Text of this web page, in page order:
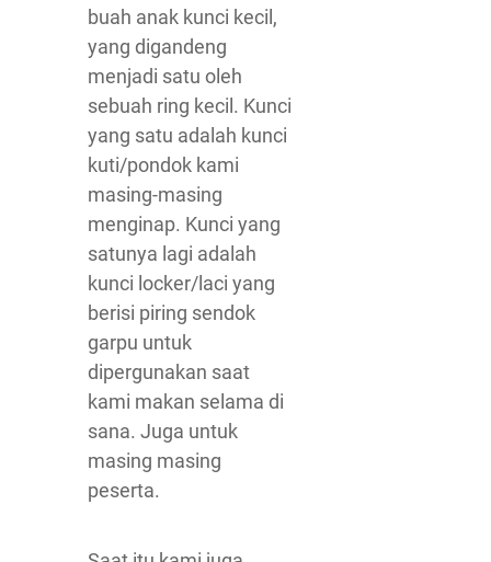
buah anak kunci kecil,
yang digandeng
menjadi satu oleh
sebuah ring kecil. Kunci
yang satu adalah kunci
kuti/pondok kami
masing-masing
menginap. Kunci yang
satunya lagi adalah
kunci locker/laci yang
berisi piring sendok
garpu untuk
dipergunakan saat
kami makan selama di
sana. Juga untuk
masing masing
peserta.